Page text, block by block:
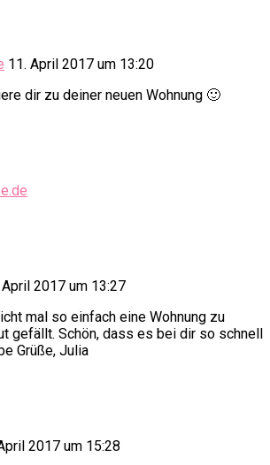
11. April 2017 um 13:20
dir zu deiner neuen Wohnung 🙂
April 2017 um 13:27
mal so einfach eine Wohnung zu
gefällt. Schön, dass es bei dir so schnell
Grüße, Julia
2017 um 15:28